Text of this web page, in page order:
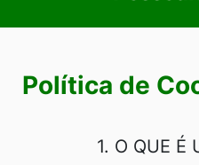
a
busca
Política de
1. O QUE É